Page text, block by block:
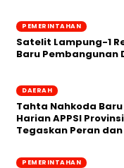
PEMERINTAHAN
Satelit Lampung-1
Baru Pembangunan
DAERAH
Tahta Nahkoda Baru
Harian APPSI
Tegaskan Peran
PEMERINTAHAN